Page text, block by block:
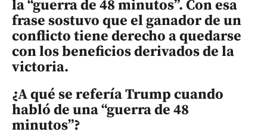
la “guerra de 48 minutos”. Con esa
frase sostuvo que el ganador de un
conflicto tiene derecho a quedarse
con los beneficios derivados de la
victoria.
¿A qué se refería Trump cuando
habló de una “guerra de 48
minutos”?